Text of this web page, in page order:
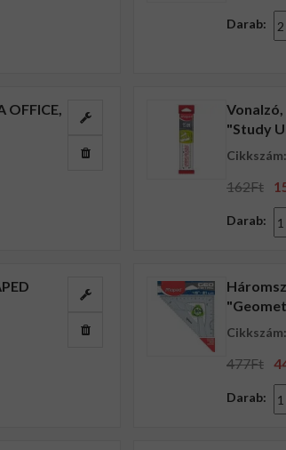
Darab:
OFFICE,
"Study
162Ft
Darab:
477Ft
Darab: